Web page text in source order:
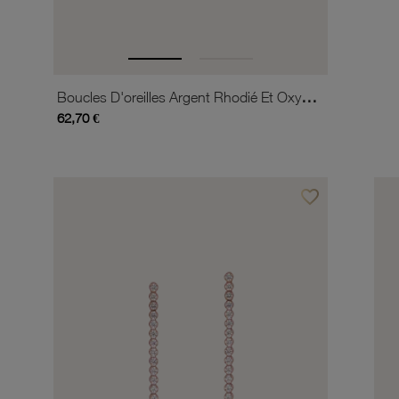
Boucles D'oreilles Argent Rhodié Et Oxydes De Zirconium
62,70 €
favorite_borderAjouter à vos